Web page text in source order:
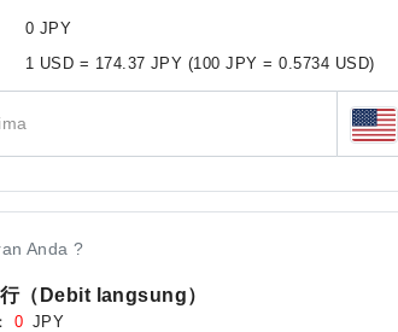
0 JPY
1 USD = 174.37 JPY (100 JPY = 0.5734 USD)
Anda ?
（Debit langsung）
0 JPY